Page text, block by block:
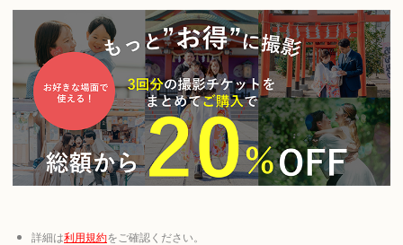
詳細は利用規約をご確認ください。